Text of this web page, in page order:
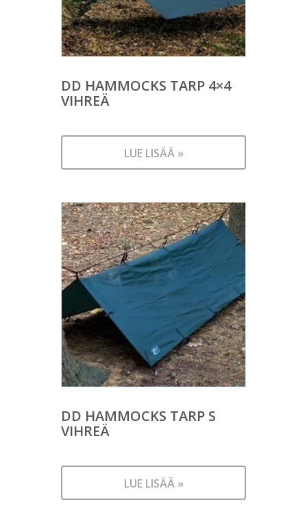
DD HAMMOCKS TARP 4×4
VIHREÄ
LUE LISÄÄ »
DD HAMMOCKS TARP S
VIHREÄ
LUE LISÄÄ »